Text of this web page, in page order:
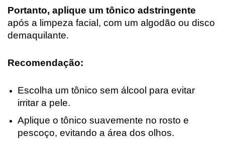
Portanto, aplique um tônico adstringente
após a limpeza facial, com um algodão ou disco
demaquilante.
Recomendação:
Escolha um tônico sem álcool para evitar
irritar a pele.
Aplique o tônico suavemente no rosto e
pescoço, evitando a área dos olhos.